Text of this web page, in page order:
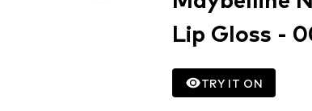
Lip Gloss -
TRY IT ON